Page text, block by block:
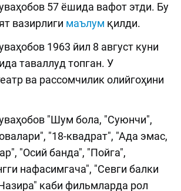
57 ёшида вафот этди. Бу
вазирлиги маълум қилди.
1963 йил 8 август куни
таваллуд топган. У
ва рассомчилик олийгоҳини
"Шум бола, "Суюнчи",
"18-квадрат", "Ада эмас,
"Осий банда", "Пойга",
нафасимгача", "Севги балки
каби фильмларда рол